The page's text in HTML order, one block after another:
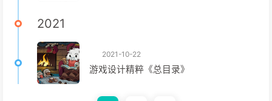
2021
2021-10-22
游戏设计精粹《总目录》